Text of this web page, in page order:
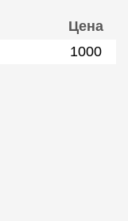
Цена
1000